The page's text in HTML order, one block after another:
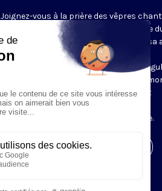
Joignez-vous à la prière des vêpres
par les moines de l’abbaye bénédictine
Cœur Immaculé de Marie à Keur Moussa
Sénégal ! La communauté accueille les
caméras de KTO par ce rendez-vous
et inédit. L'abbaye est célèbre dans le
entier pour sa liturgie, qui unit le chant
grégorien et les harmonies locales,
accompagnées par la kora mandingue.
Visiter la page de l'émission